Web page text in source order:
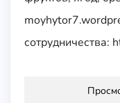
сотрудничества: